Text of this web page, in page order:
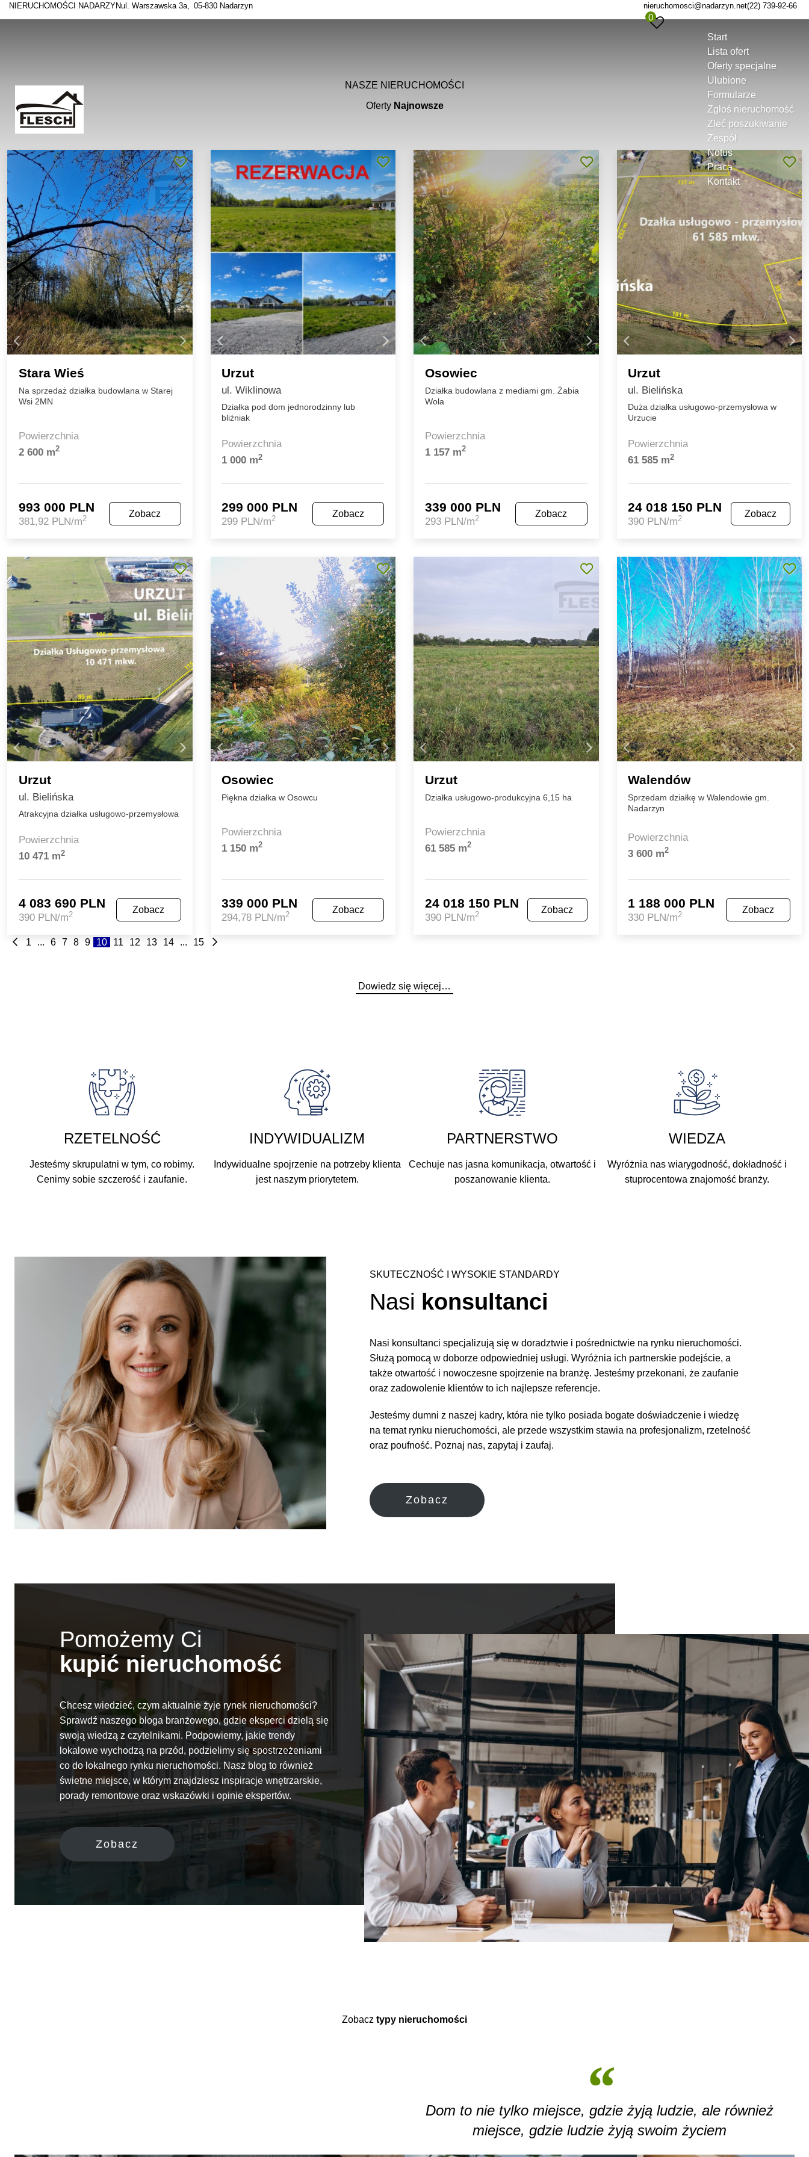
NIERUCHOMOŚCI NADARZYNul. Warszawska 3a 05-830 Nadarzyn nieruchomosci@nadarzyn.net(22) 739-92-66
0
Start
Lista ofert
Oferty specjalne
Ulubione
Formularze
Zgłoś nieruchomość
Zleć poszukiwanie
Zespół
Notus
Praca
Kontakt
NASZE NIERUCHOMOŚCI
Oferty Najnowsze
Stara Wieś
Na sprzedaż działka budowlana w Starej
Wsi 2MN
Powierzchnia
2 600 m2
993 000 PLN
381,92 PLN/m2 Zobacz
Urzut
ul. Wiklinowa
Działka pod dom jednorodzinny lub
bliźniak
Powierzchnia
1 000 m2
299 000 PLN
299 PLN/m2 Zobacz
Osowiec
Działka budowlana z mediami gm. Żabia
Wola
Powierzchnia
1 157 m2
339 000 PLN
293 PLN/m2 Zobacz
Urzut
ul. Bielińska
Duża działka usługowo-przemysłowa w
Urzucie
Powierzchnia
61 585 m2
24 018 150 PLN
390 PLN/m2 Zobacz
Urzut
ul. Bielińska
Atrakcyjna działka usługowo-przemysłowa
Powierzchnia
10 471 m2
4 083 690 PLN
390 PLN/m2 Zobacz
Osowiec
Piękna działka w Osowcu
Powierzchnia
1 150 m2
339 000 PLN
294,78 PLN/m2 Zobacz
Urzut
Działka usługowo-produkcyjna 6,15 ha
Powierzchnia
61 585 m2
24 018 150 PLN
390 PLN/m2 Zobacz
Walendów
Sprzedam działkę w Walendowie gm.
Nadarzyn
Powierzchnia
3 600 m2
1 188 000 PLN
330 PLN/m2 Zobacz
1 ... 6 7 8 9 10 11 12 13 14 ... 15
Dowiedz się więcej…
RZETELNOŚĆ
Jesteśmy skrupulatni w tym, co robimy.
Cenimy sobie szczerość i zaufanie.
INDYWIDUALIZM
Indywidualne spojrzenie na potrzeby klienta
jest naszym priorytetem.
PARTNERSTWO
Cechuje nas jasna komunikacja, otwartość i
poszanowanie klienta.
WIEDZA
Wyróżnia nas wiarygodność, dokładność i
stuprocentowa znajomość branży.
SKUTECZNOŚĆ I WYSOKIE STANDARDY
Nasi konsultanci
Nasi konsultanci specjalizują się w doradztwie i pośrednictwie na rynku nieruchomości.
Służą pomocą w doborze odpowiedniej usługi. Wyróżnia ich partnerskie podejście, a
także otwartość i nowoczesne spojrzenie na branżę. Jesteśmy przekonani, że zaufanie
oraz zadowolenie klientów to ich najlepsze referencje.
Jesteśmy dumni z naszej kadry, która nie tylko posiada bogate doświadczenie i wiedzę
na temat rynku nieruchomości, ale przede wszystkim stawia na profesjonalizm, rzetelność
oraz poufność. Poznaj nas, zapytaj i zaufaj.
Zobacz
Pomożemy Ci
kupić nieruchomość
Chcesz wiedzieć, czym aktualnie żyje rynek nieruchomości?
Sprawdź naszego bloga branżowego, gdzie eksperci dzielą się
swoją wiedzą z czytelnikami. Podpowiemy, jakie trendy
lokalowe wychodzą na przód, podzielimy się spostrzeżeniami
co do lokalnego rynku nieruchomości. Nasz blog to również
świetne miejsce, w którym znajdziesz inspiracje wnętrzarskie,
porady remontowe oraz wskazówki i opinie ekspertów.
Zobacz
Zobacz typy nieruchomości
Dom to nie tylko miejsce, gdzie żyją ludzie, ale również
miejsce, gdzie ludzie żyją swoim życiem